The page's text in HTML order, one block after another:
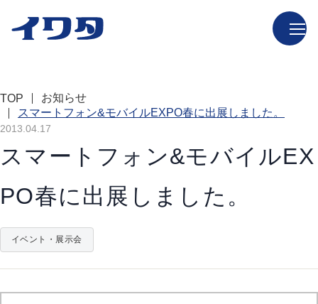
TOP
お知らせ
スマートフォン&モバイルEXPO春に出展しました。
2013.04.17
スマートフォン&モバイルEX
PO春に出展しました。
イベント・展示会